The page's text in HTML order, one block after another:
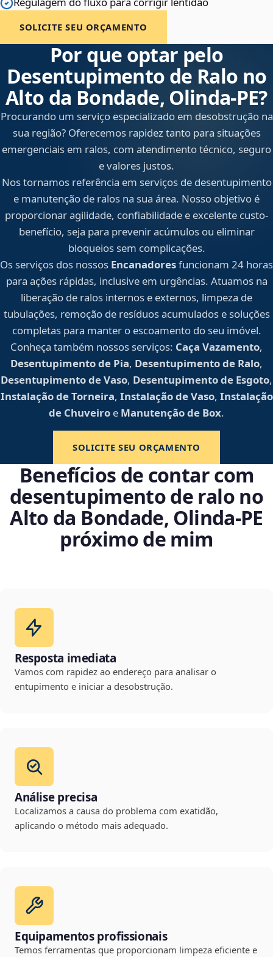
SOLICITE SEU ORÇAMENTO
Por que optar pelo
Desentupimento de Ralo no
Alto da Bondade, Olinda‑PE?
Procurando um serviço especializado em desobstrução na
sua região? Oferecemos rapidez tanto para situações
emergenciais em ralos, com atendimento técnico, seguro
e valores justos.
Nos tornamos referência em serviços de desentupimento
e manutenção de ralos na sua área. Nosso objetivo é
proporcionar agilidade, confiabilidade e excelente custo-
benefício, seja para prevenir acúmulos ou eliminar
bloqueios sem complicações.
Os serviços dos nossos Encanadoresfuncionam 24 horas
para ações rápidas, inclusive em urgências. Atuamos na
liberação de ralos internos e externos, limpeza de
tubulações, remoção de resíduos acumulados e soluções
completas para manter o escoamento do seu imóvel.
Conheça também nossos serviços: Caça Vazamento,
Desentupimento de Pia, Desentupimento de Ralo,
Desentupimento de Vaso, Desentupimento de Esgoto,
Instalação de Torneira, Instalação de Vaso, Instalação
de Chuveiro e Manutenção de Box.
SOLICITE SEU ORÇAMENTO
Benefícios de contar com
desentupimento de ralo no
Alto da Bondade, Olinda‑PE
próximo de mim
Resposta imediata
Vamos com rapidez ao endereço para analisar o
entupimento e iniciar a desobstrução.
Análise precisa
Localizamos a causa do problema com exatidão,
aplicando o método mais adequado.
Equipamentos profissionais
Temos ferramentas que proporcionam limpeza eficiente e